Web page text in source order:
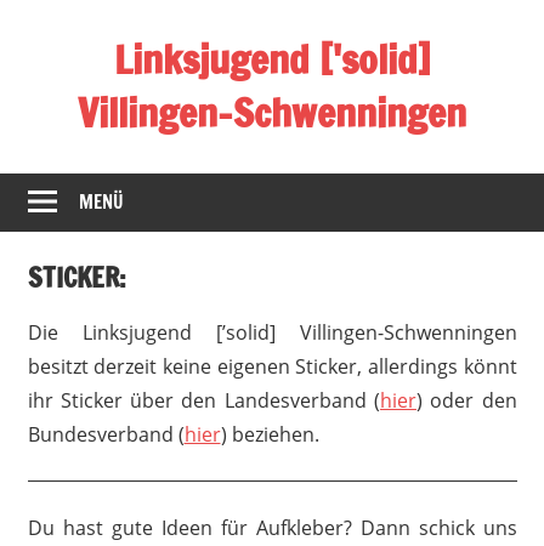
Linksjugend ['solid]
Villingen-Schwenningen
//
Basisdemokratisch
Antifaschistisch
Antikapitalistisch
//
Queerfeministisch
MENÜ
STICKER:
Die Linksjugend [’solid] Villingen-Schwenningen
besitzt derzeit keine eigenen Sticker, allerdings könnt
ihr Sticker über den Landesverband (hier) oder den
Bundesverband (hier) beziehen.
Du hast gute Ideen für Aufkleber? Dann schick uns